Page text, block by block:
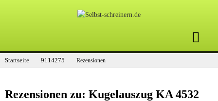
Startseite 9114275 Rezensionen
Rezensionen zu: Kugelauszug KA 4532